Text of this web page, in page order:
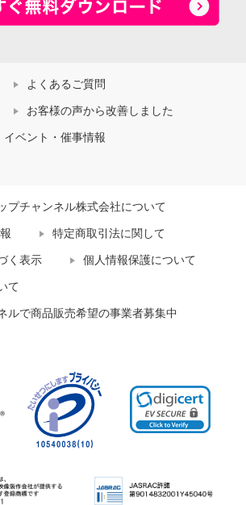
よくあるご質問
お客様の声から改善しました
イベント・催事情報
プチャンネル株式会社について
特定商取引法に関して
く表示 個人情報保護について
て
ルで商品販売希望の事業者募集中